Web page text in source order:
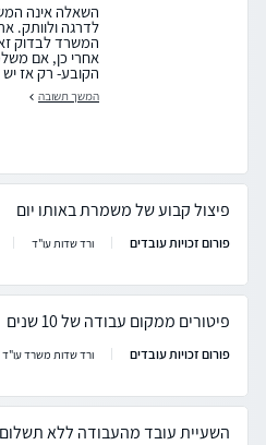
השאלה אינה
לדרגה ולוותק.
המשרד לבדוק
אחרי כן, אם
הקובע- רק אז יש
המשך תשובה
פיצול קבוע של משמרת באותו יום
פורום זכויות עובדים ורד שדות עו"ד
פיטורים ממקום עבודה של 10 שנים
פורום זכויות עובדים ורד שדות משרד עו"ד
השעיית עובד מהעבודה ללא